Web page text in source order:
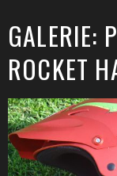
GALERIE:
ROCKET